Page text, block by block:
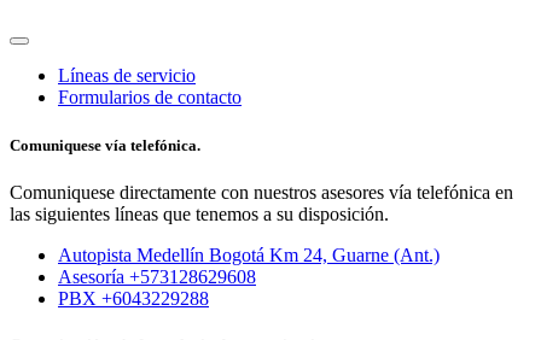
Líneas de servicio
Formularios de contacto
Comuniquese vía telefónica.
Comuniquese directamente con nuestros asesores vía telefónica en
las siguientes líneas que tenemos a su disposición.
Autopista Medellín Bogotá Km 24, Guarne (Ant.)
Asesoría +573128629608
PBX +6043229288